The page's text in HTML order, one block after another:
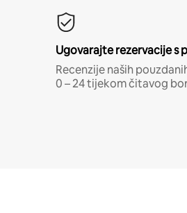
Ugovarajte rezervacije s
Recenzije naših
0 – 24 tijekom čitavog